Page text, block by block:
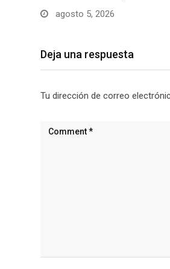
agosto 5, 2026
Deja una respuesta
Tu dirección de correo